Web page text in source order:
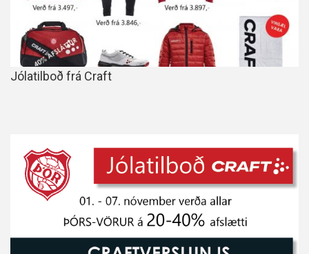
Jólatilboð frá Craft